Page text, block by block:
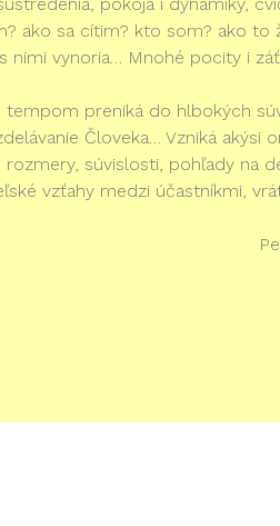
ako sa cítim? kto som? ako
nimi vynoria… Mnohé pocity i
preniká do hlbokých
Človeka… Vzniká
súvislosti, pohľady na
vzťahy medzi účastníkmi,